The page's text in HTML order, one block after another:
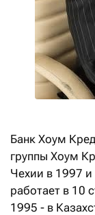
Банк Хоум
группы Хоум
Чехии в 1997
работает в 10
1995 - в